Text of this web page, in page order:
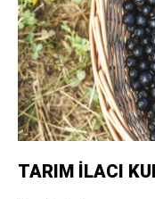
TARIM İLACI